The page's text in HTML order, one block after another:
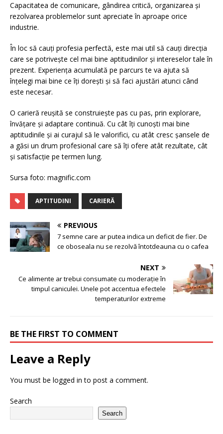
Capacitatea de comunicare, gândirea critică, organizarea și
rezolvarea problemelor sunt apreciate în aproape orice
industrie.
În loc să cauți profesia perfectă, este mai util să cauți direcția
care se potrivește cel mai bine aptitudinilor și intereselor tale în
prezent. Experiența acumulată pe parcurs te va ajuta să
înțelegi mai bine ce îți dorești și să faci ajustări atunci când
este necesar.
O carieră reușită se construiește pas cu pas, prin explorare,
învățare și adaptare continuă. Cu cât îți cunoști mai bine
aptitudinile și ai curajul să le valorifici, cu atât cresc șansele de
a găsi un drum profesional care să îți ofere atât rezultate, cât
și satisfacție pe termen lung.
Sursa foto: magnific.com
APTITUDINI CARIERĂ
PREVIOUS
7 semne care ar putea indica un deficit de fier. De
ce oboseala nu se rezolvă întotdeauna cu o cafea
NEXT
Ce alimente ar trebui consumate cu moderație în
timpul caniculei. Unele pot accentua efectele
temperaturilor extreme
BE THE FIRST TO COMMENT
Leave a Reply
You must be logged in to post a comment.
Search
Search